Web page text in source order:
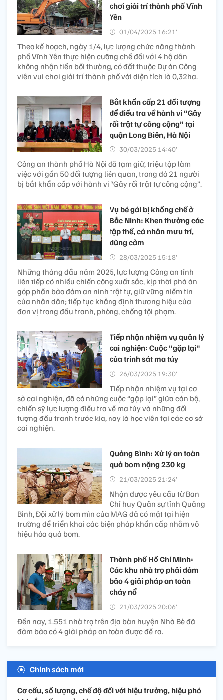
chơi giải trí thành phố Vĩnh
Yên
01/04/2025 16:21’
Theo kế hoạch, ngày 1/4, lực lượng chức năng thành
phố Vĩnh Yên thực hiện cưỡng chế đối với 4 hộ dân
không nhận tiền bồi thường, có đất thuộc Dự án Công
viên vui chơi giải trí thành phố với diện tích là 0,32ha.
Bắt khẩn cấp 21 đối tượng
để điều tra về hành vi “Gây
rối trật tự công cộng” tại
quận Long Biên, Hà Nội
30/03/2025 14:40’
Công an thành phố Hà Nội đã tạm giữ, triệu tập làm
việc với gần 50 đối tượng liên quan, trong đó 21 người
bị bắt khẩn cấp với hành vi “Gây rối trật tự công cộng”.
Vụ bé gái bị khống chế ở
Bắc Ninh: Khen thưởng các
tập thể, cá nhân mưu trí,
dũng cảm
28/03/2025 15:18’
Những tháng đầu năm 2025, lực lượng Công an tỉnh
liên tiếp có nhiều chiến công xuất sắc, kịp thời phá án
góp phần bảo đảm an ninh trật tự, giữ vững niềm tin
của nhân dân; tiếp tục khẳng định thương hiệu của
đơn vị trong đấu tranh, phòng, chống tội phạm.
Tiếp nhận nhiệm vụ quản lý
cai nghiện: Cuộc "gặp lại"
của trinh sát ma túy
26/03/2025 19:30’
Tiếp nhận nhiệm vụ tại cơ
sở cai nghiện, đã có những cuộc “gặp lại” giữa cán bộ,
chiến sỹ lực lượng điều tra về ma túy và những đối
tượng đấu tranh trước kia, nay là học viên tại các cơ sở
cai nghiện.
Quảng Bình: Xử lý an toàn
quả bom nặng 230 kg
21/03/2025 21:24’
Nhận được yêu cầu từ Ban
Chỉ huy Quân sự tỉnh Quảng
Bình, Đội xử lý bom mìn của MAG đã có mặt tại hiện
trường để triển khai các biện pháp khẩn cấp nhằm vô
hiệu hóa quả bom.
Thành phố Hồ Chí Minh:
Các khu nhà trọ phải đảm
bảo 4 giải pháp an toàn
cháy nổ
21/03/2025 20:06’
Đến nay, 1.551 nhà trọ trên địa bàn huyện Nhà Bè đã
đảm bảo có 4 giải pháp an toàn được đề ra.
Chính sách mới
Cơ cấu, số lượng, chế độ đối với hiệu trưởng, hiệu phó